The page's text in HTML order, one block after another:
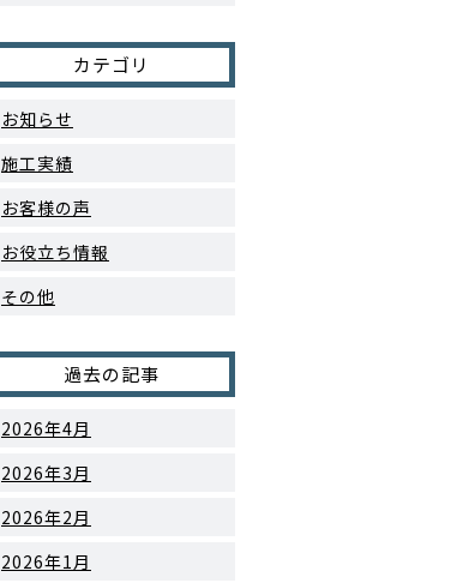
カテゴリ
お知らせ
施工実績
お客様の声
お役立ち情報
その他
過去の記事
2026年4月
2026年3月
2026年2月
2026年1月